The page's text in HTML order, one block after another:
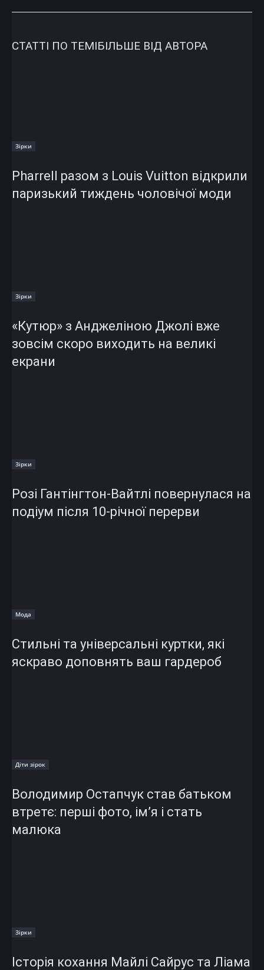
СТАТТІ ПО ТЕМІБІЛЬШЕ ВІД АВТОРА
Зірки
Pharrell разом з Louis Vuitton відкрили
паризький тиждень чоловічої моди
Зірки
«Кутюр» з Анджеліною Джолі вже
зовсім скоро виходить на великі
екрани
Зірки
Розі Гантінгтон-Вайтлі повернулася на
подіум після 10-річної перерви
Мода
Стильні та універсальні куртки, які
яскраво доповнять ваш гардероб
Діти зірок
Володимир Остапчук став батьком
втретє: перші фото, ім’я і стать
малюка
Зірки
Історія кохання Майлі Сайрус та Ліама